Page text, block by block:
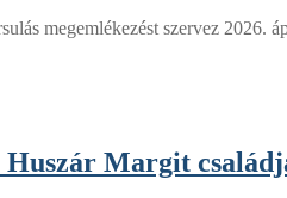
megemlékezést szervez 2026.
Huszár Margit